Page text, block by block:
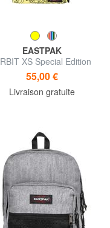
EASTPAK
XS Special Edition
Petit sac à dos
55,00 €
Livraison gratuite